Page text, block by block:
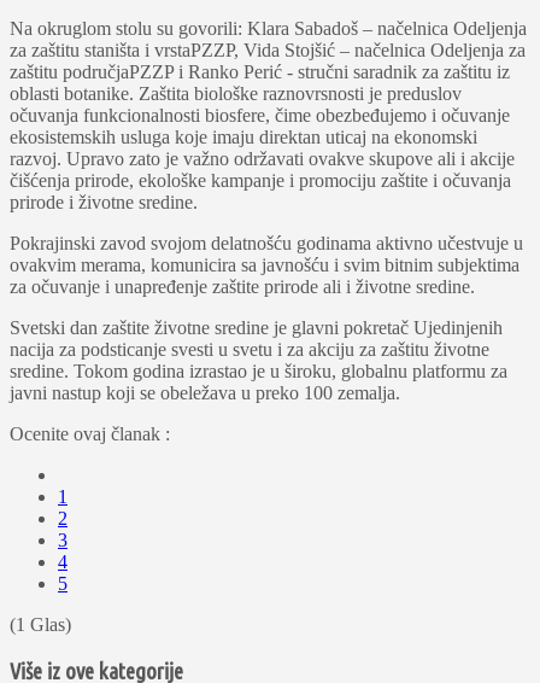
Na okruglom stolu su govorili: Klara Sabadoš – načelnica Odelјenja
za zaštitu staništa i vrstaPZZP, Vida Stojšić – načelnica Odelјenja za
zaštitu područjaPZZP i Ranko Perić - stručni saradnik za zaštitu iz
oblasti botanike. Zaštita biološke raznovrsnosti je preduslov
očuvanja funkcionalnosti biosfere, čime obezbeđujemo i očuvanje
ekosistemskih usluga koje imaju direktan uticaj na ekonomski
razvoj. Upravo zato je važno održavati ovakve skupove ali i akcije
čišćenja prirode, ekološke kampanje i promociju zaštite i očuvanja
prirode i životne sredine.
Pokrajinski zavod svojom delatnošću godinama aktivno učestvuje u
ovakvim merama, komunicira sa javnošću i svim bitnim subjektima
za očuvanje i unapređenje zaštite prirode ali i životne sredine.
Svetski dan zaštite životne sredine je glavni pokretač Ujedinjenih
nacija za podsticanje svesti u svetu i za akciju za zaštitu životne
sredine. Tokom godina izrastao je u široku, globalnu platformu za
javni nastup koji se obeležava u preko 100 zemalja.
Ocenite ovaj članak :
1
2
3
4
5
(1 Glas)
Više iz ove kategorije